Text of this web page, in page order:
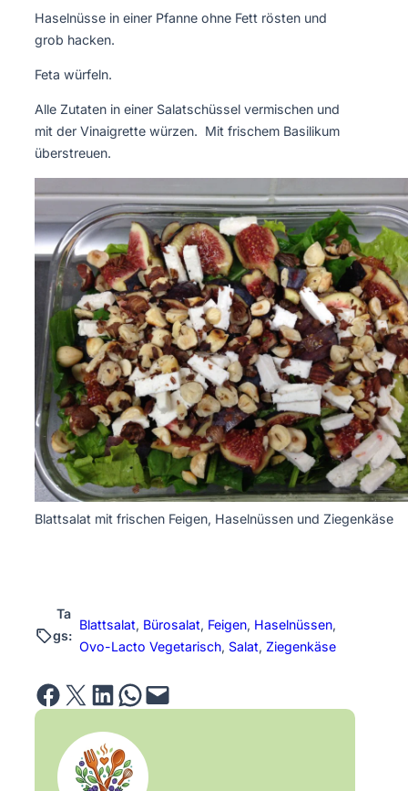
Haselnüsse in einer Pfanne ohne Fett rösten und
grob hacken.
Feta würfeln.
Alle Zutaten in einer Salatschüssel vermischen und
mit der Vinaigrette würzen. Mit frischem Basilikum
überstreuen.
Blattsalat mit frischen Feigen, Haselnüssen und Ziegenkäse
Ta
gs:
Blattsalat, Bürosalat, Feigen, Haselnüssen
Ovo-Lacto Vegetarisch, Salat, Ziegenkäse
Share on Facebook Email this Page Share on LinkedIn Share on WhatsApp Email this Page